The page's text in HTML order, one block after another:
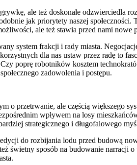
ale też doskonale odzwierciedla
jak priorytety naszej społeczności.
ale też stawia przed nami nowe
system frakcji i rady miasta.
dla nas ustaw przez radę to
poprę robotników kosztem
zadowolenia i postępu.
o przetrwanie, ale częścią większego
wpływem na losy
strategicznego i długofalowego
do rozbijania lodu przed budową
świetny sposób na budowanie narracji